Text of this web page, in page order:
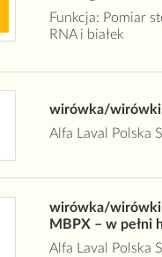
Funkcja: Pomiar
RNA i białek
wirówka/wirówki
Alfa Laval Polska
wirówka/wirówki
MBPX – w pełni
Alfa Laval Polska